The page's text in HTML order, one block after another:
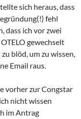
sich heraus, dass
fehl
dass ich vor zwei
gewechselt
blöd, um zu wissen,
Email raus.
vorher zur Congstar
nicht wissen
im Antrag